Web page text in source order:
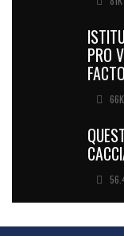
PRO
66K